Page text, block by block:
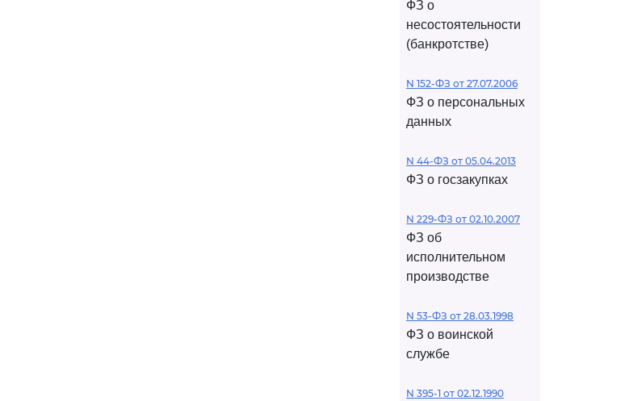
ФЗ о
несостоятельности
(банкротстве)
N 152-ФЗ от 27.07.2006
ФЗ о персональных
данных
N 44-ФЗ от 05.04.2013
ФЗ о госзакупках
N 229-ФЗ от 02.10.2007
ФЗ об
исполнительном
производстве
N 53-ФЗ от 28.03.1998
ФЗ о воинской
службе
N 395-1 от 02.12.1990